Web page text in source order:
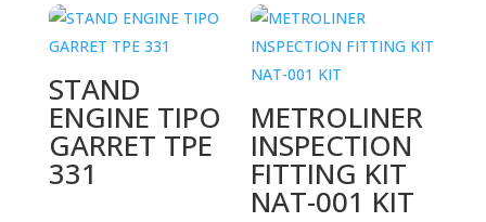
STAND
ENGINE TIPO
GARRET TPE
331
METROLINER
INSPECTION
FITTING KIT
NAT-001 KIT